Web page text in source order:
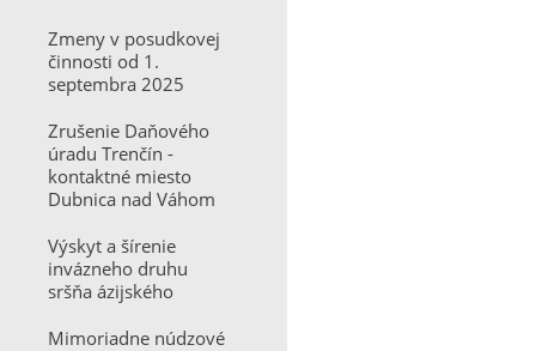
Zmeny v posudkovej
činnosti od 1.
septembra 2025
Zrušenie Daňového
úradu Trenčín -
kontaktné miesto
Dubnica nad Váhom
Výskyt a šírenie
invázneho druhu
sršňa ázijského
Mimoriadne núdzové